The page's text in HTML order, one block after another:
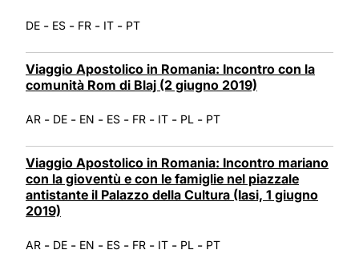
DE - ES - FR - IT - PT
Viaggio Apostolico in Romania: Incontro con la
comunità Rom di Blaj (2 giugno 2019)
AR - DE - EN - ES - FR - IT - PL - PT
Viaggio Apostolico in Romania: Incontro mariano
con la gioventù e con le famiglie nel piazzale
antistante il Palazzo della Cultura (Iasi, 1 giugno
2019)
AR - DE - EN - ES - FR - IT - PL - PT